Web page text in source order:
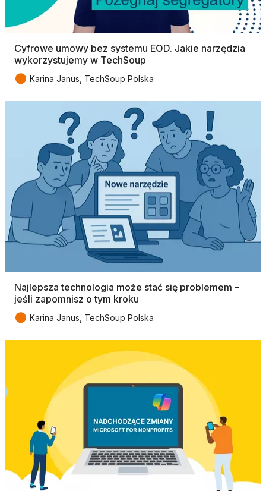
Cyfrowe umowy bez systemu EOD. Jakie narzędzia
wykorzystujemy w TechSoup
● Karina Janus, TechSoup Polska
Najlepsza technologia może stać się problemem –
jeśli zapomnisz o tym kroku
● Karina Janus, TechSoup Polska